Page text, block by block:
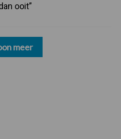
ooit”
meer